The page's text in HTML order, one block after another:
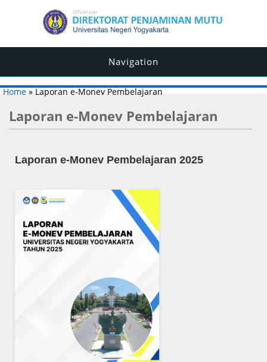
Navigation
You are here
Home » Laporan e-Monev Pembelajaran
Laporan e-Monev Pembelajaran
Laporan e-Monev Pembelajaran 2025